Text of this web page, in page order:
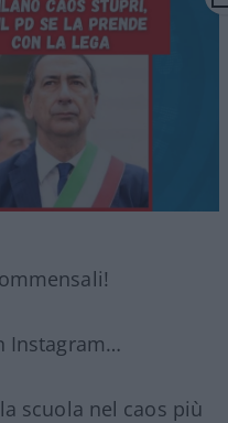
Instagram…
scuola nel caos più